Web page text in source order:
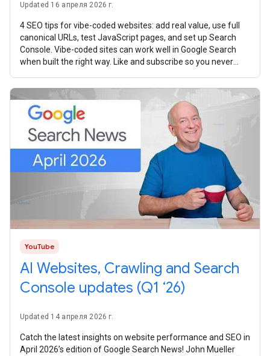
Updated 16 апреля 2026 г.
4 SEO tips for vibe-coded websites: add real value, use full
canonical URLs, test JavaScript pages, and set up Search
Console. Vibe-coded sites can work well in Google Search
when built the right way. Like and subscribe so you never
YouTube
AI Websites, Crawling and Search
Console updates (Q1 ‘26)
Updated 14 апреля 2026 г.
Catch the latest insights on website performance and SEO in
April 2026’s edition of Google Search News! John Mueller